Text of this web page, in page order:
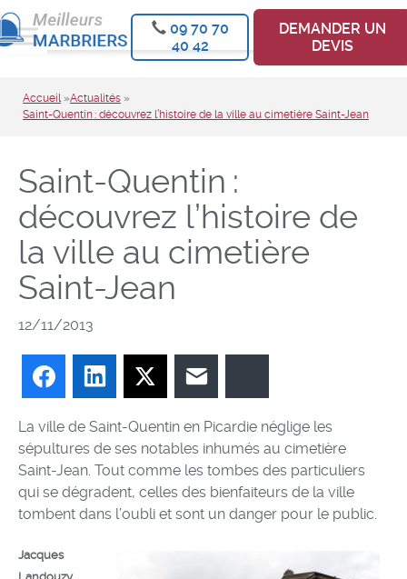
09 70 70
40 42
DEMANDER UN
DEVIS
Accueil»Actualités »
Saint-Quentin : découvrez l’histoire de la ville au cimetière Saint-Jean
Saint-Quentin :
découvrez l’histoire de
la ville au cimetière
Saint-Jean
12/11/2013
FacebookLinkedIn Twitter
La ville de Saint-Quentin en Picardie néglige les
sépultures de ses notables inhumés au cimetière
Saint-Jean. Tout comme les tombes des particuliers
qui se dégradent, celles des bienfaiteurs de la ville
tombent dans l’oubli et sont un danger pour le public.
Jacques